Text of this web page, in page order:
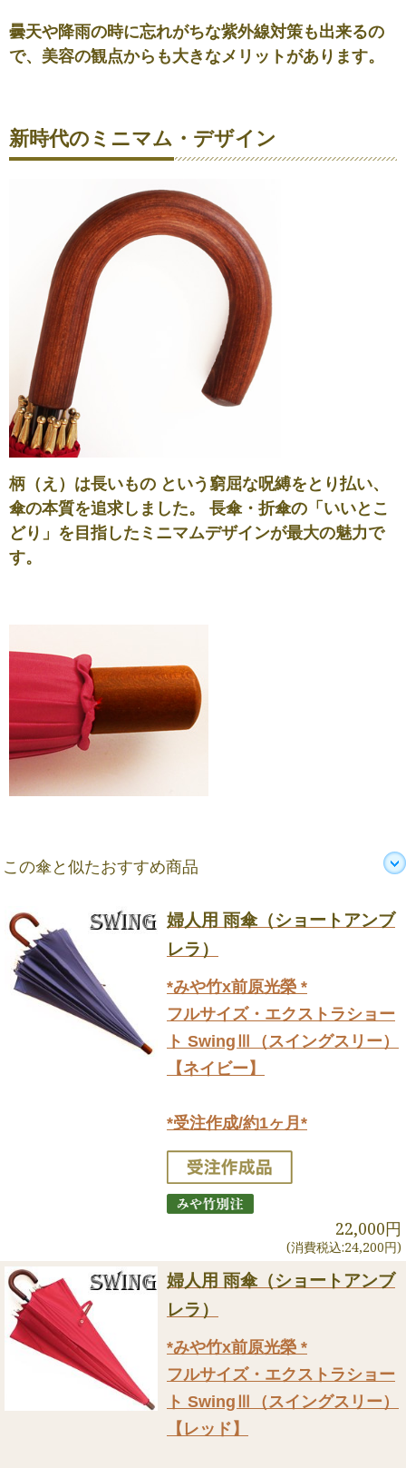
曇天や降雨の時に忘れがちな紫外線対策も出来るの
で、美容の観点からも大きなメリットがあります。
新時代のミニマム・デザイン
柄（え）は長いもの という窮屈な呪縛をとり払い、
傘の本質を追求しました。 長傘・折傘の「いいとこ
どり」を目指したミニマムデザインが最大の魅力で
す。
この傘と似たおすすめ商品
婦人用 雨傘（ショートアンブ
レラ）
*みや竹x前原光榮 *
フルサイズ・エクストラショー
ト SwingⅢ（スイングスリー）
【ネイビー】
*受注作成/約1ヶ月*
22,000円
(消費税込:24,200円)
婦人用 雨傘（ショートアンブ
レラ）
*みや竹x前原光榮 *
フルサイズ・エクストラショー
ト SwingⅢ（スイングスリー）
【レッド】